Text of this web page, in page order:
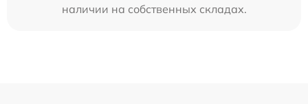
наличии на собственных складах.